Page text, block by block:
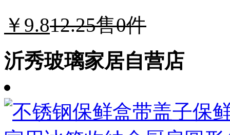
￥9.812.25售0件
沂秀玻璃家居自营店